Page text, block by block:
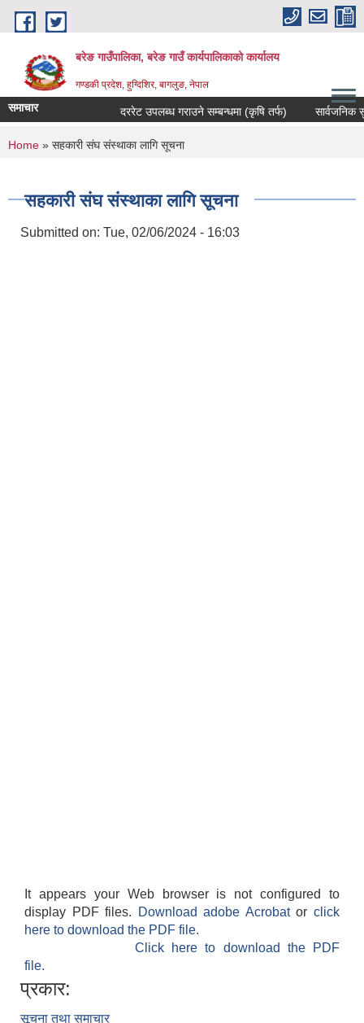
Skip to main content
बरेङ गाउँपालिका, बरेङ गाउँ कार्यपालिकाको कार्यालय
गण्डकी प्रदेश, हुग्दिशिर, बागलुङ, नेपाल
समाचार दररेट उपलब्ध गराउने सम्बन्धमा (कृषि तर्फ) सार्वजनिक
You are here
Home » सहकारी संघ संस्थाका लागि सूचना
सहकारी संघ संस्थाका लागि सूचना
Submitted on: Tue, 02/06/2024 - 16:03
It appears your Web browser is not configured to
display PDF files.
Download adobe Acrobatorclick
here to download the PDF file.
Click here to download the PDF
file.
प्रकार:
सूचना तथा समाचार